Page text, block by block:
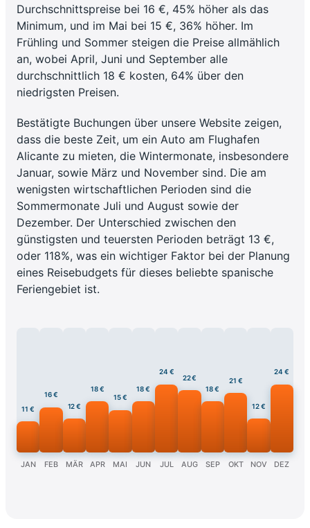
Durchschnittspreise bei 16 €, 45% höher als das
Minimum, und im Mai bei 15 €, 36% höher. Im
Frühling und Sommer steigen die Preise allmählich
an, wobei April, Juni und September alle
durchschnittlich 18 € kosten, 64% über den
niedrigsten Preisen.
Bestätigte Buchungen über unsere Website zeigen,
dass die beste Zeit, um ein Auto am Flughafen
Alicante zu mieten, die Wintermonate, insbesondere
Januar, sowie März und November sind. Die am
wenigsten wirtschaftlichen Perioden sind die
Sommermonate Juli und August sowie der
Dezember. Der Unterschied zwischen den
günstigsten und teuersten Perioden beträgt 13 €,
oder 118%, was ein wichtiger Faktor bei der Planung
eines Reisebudgets für dieses beliebte spanische
Feriengebiet ist.
11 €
JAN
16 €
FEB
12 €
MÄR
18 €
APR
15 €
MAI
18 €
JUN
24 €
JUL
22 €
AUG
18 €
SEP
21 €
OKT
12 €
NOV
24 €
DEZ